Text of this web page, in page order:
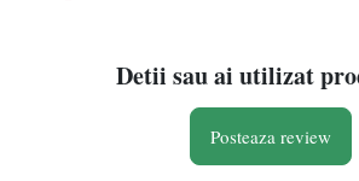
Detii sau ai utilizat
Posteaza review